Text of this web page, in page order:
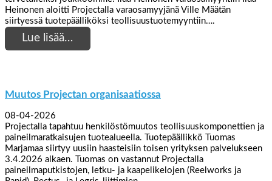
Heinonen aloitti Projectalla varaosamyyjänä Ville Määtän
siirtyessä tuotepäälliköksi teollisuustuotemyyntiin….
Lue lisää…
Muutos Projectan organisaatiossa
08-04-2026
Projectalla tapahtuu henkilöstömuutos teollisuuskomponettien ja
paineilmaratkaisujen tuotealueella. Tuotepäällikkö Tuomas
Marjamaa siirtyy uusiin haasteisiin toisen yrityksen palvelukseen
3.4.2026 alkaen. Tuomas on vastannut Projectalla
paineilmaputkistojen, letku- ja kaapelikelojen (Reelworks ja